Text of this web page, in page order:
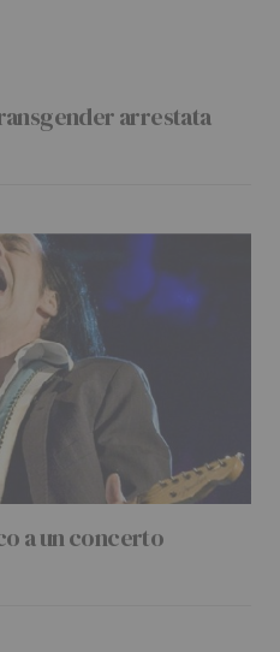
sarà pubblicato.
contrassegnati*
arrestata
a un concerto